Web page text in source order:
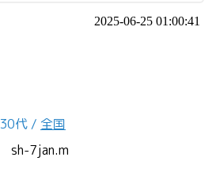
2025-06-25 01:00:41
30代 / 全国
sh-7jan.m